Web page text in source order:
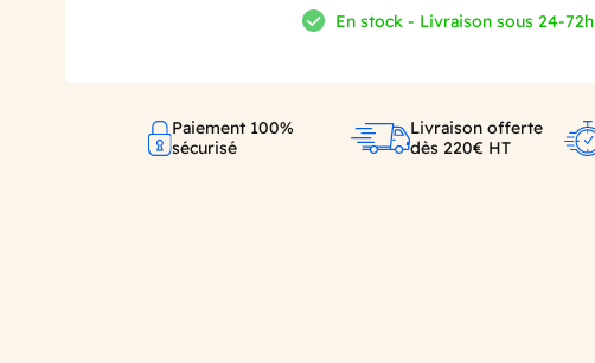
En stock - Livraison sous 24-72h
Paiement 100%
sécurisé
Livraison offerte
dès 220€ HT